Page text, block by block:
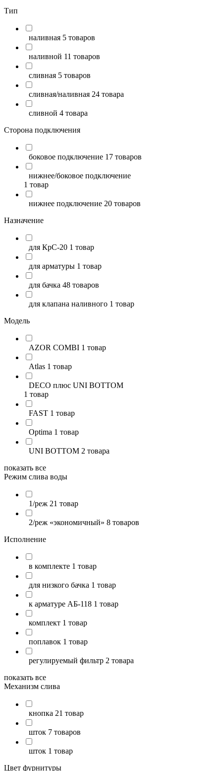
Тип
наливная 5 товаров
наливной 11 товаров
сливная 5 товаров
сливная/наливная 24 товара
сливной 4 товара
Сторона подключения
боковое подключение 17 товаров
нижнее/боковое подключение
1 товар
нижнее подключение 20 товаров
Назначение
для КрС-20 1 товар
для арматуры 1 товар
для бачка 48 товаров
для клапана наливного 1 товар
Модель
AZOR COMBI 1 товар
Atlas 1 товар
DECO плюс UNI BOTTOM
1 товар
FAST 1 товар
Optima 1 товар
UNI BOTTOM 2 товара
показать все
Режим слива воды
1/реж 21 товар
2/реж «экономичный» 8 товаров
Исполнение
в комплекте 1 товар
для низкого бачка 1 товар
к арматуре АБ-118 1 товар
комплект 1 товар
поплавок 1 товар
регулируемый фильтр 2 товара
показать все
Механизм слива
кнопка 21 товар
шток 7 товаров
шток 1 товар
Цвет фурнитуры